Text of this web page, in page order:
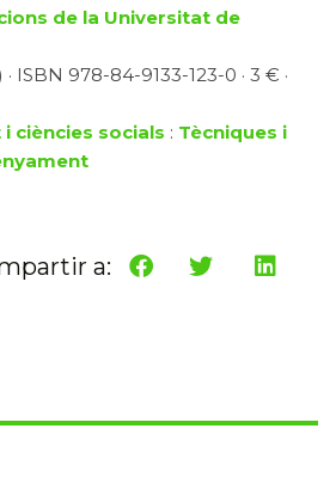
de la Universitat de
ISBN 978-84-9133-123-0 · 3 € ·
ciències socials : Tècniques i
a: